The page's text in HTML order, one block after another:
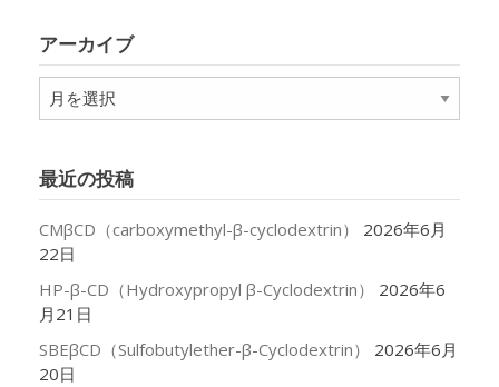
ー
アーカイブ
ア
ー
ブ
最近の投稿
CMβCD（carboxymethyl-β-cyclodextrin）
2026年6月
22日
HP-β-CD（Hydroxypropyl β-Cyclodextrin）
2026年6
月21日
SBEβCD（Sulfobutylether-β-Cyclodextrin）
2026年6月
20日